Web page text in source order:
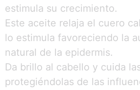
estimula su crecimiento.
Este aceite relaja el cuero
lo estimula favoreciendo la
natural de la epidermis.
Da brillo al cabello y cuida
protegiéndolas de las